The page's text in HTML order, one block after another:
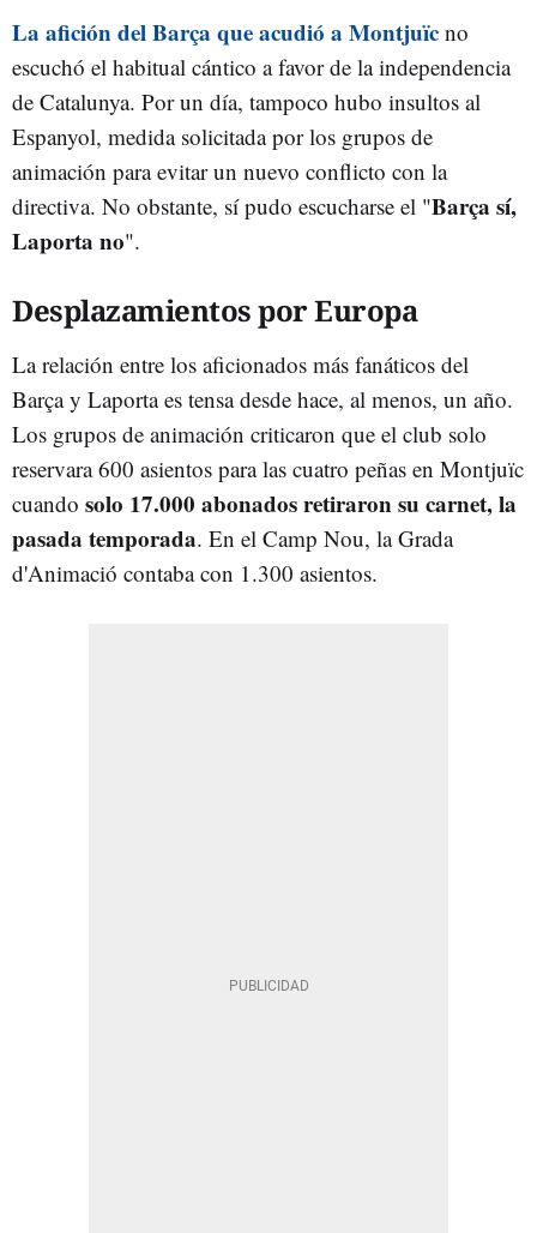
La afición del Barça que acudió a Montjuïc no
escuchó el habitual cántico a favor de la independencia
de Catalunya. Por un día, tampoco hubo insultos al
Espanyol, medida solicitada por los grupos de
animación para evitar un nuevo conflicto con la
directiva. No obstante, sí pudo escucharse el "Barça sí,
Laporta no".
Desplazamientos por Europa
La relación entre los aficionados más fanáticos del
Barça y Laporta es tensa desde hace, al menos, un año.
Los grupos de animación criticaron que el club solo
reservara 600 asientos para las cuatro peñas en Montjuïc
cuando solo 17.000 abonados retiraron su carnet, la
pasada temporada. En el Camp Nou, la Grada
d'Animació contaba con 1.300 asientos.